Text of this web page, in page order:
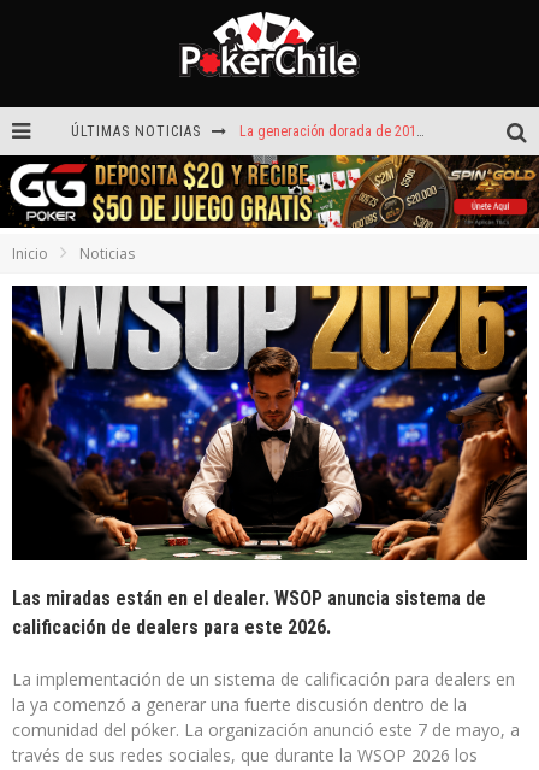
ÚLTIMAS NOTICIAS La generación dorada de 2011: el año en que Chile conquistó el póker internacional
¡Sábado de ases! Punta Arenas y Valdivia repartieron más de $3,8 millones
ROAD TO CLSOP Puerto Plata, satélite a Main Event.
Víctor Armijo y Carlos Beltrán celebraron en los torneos Turbo de Dreams
Hoy camiseta Firmada por Arturo Vidal gratis en GGPoker
Inicio Noticias
Las miradas están en el dealer. WSOP anuncia sistema de
calificación de dealers para este 2026.
La implementación de un sistema de calificación para dealers en
la ya comenzó a generar una fuerte discusión dentro de la
comunidad del póker. La organización anunció este 7 de mayo, a
través de sus redes sociales, que durante la WSOP 2026 los